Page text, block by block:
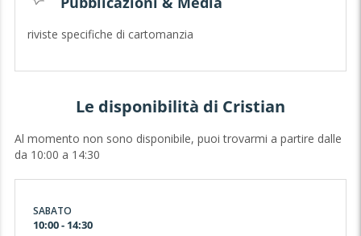
insieme a te!
Vi aspetto..
riviste specifiche di cartomanzia
Le disponibilità di Cristian
Al momento non sono disponibile, puoi trovarmi a partire dalle
da 10:00 a 14:30
SABATO
10:00 - 14:30